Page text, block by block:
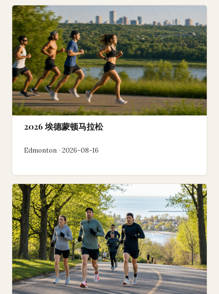
2026 埃德蒙顿马拉松
Edmonton · 2026-08-16